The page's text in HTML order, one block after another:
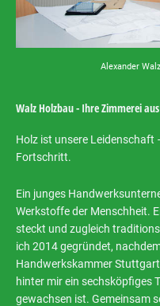
Alexander
Walz Holzbau - Ihre Zimmerei
Holz ist unsere Leidenschaft
Fortschritt.
Ein junges
Werkstoffe der Menschheit.
steckt und zugleich
ich 2014 gegründet,
Handwerkskammer
hinter mir ein sechsköpfiges
gewachsen ist. Gemeinsam